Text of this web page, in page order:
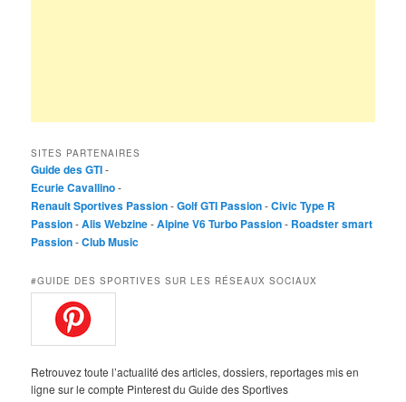
SITES PARTENAIRES
Guide des GTI-
Ecurie Cavallino-
Renault Sportives Passion-Golf GTI Passion-Civic Type R
Passion-Alis Webzine-Alpine V6 Turbo Passion- Roadster smart
Passion-Club Music
#GUIDE DES SPORTIVES SUR LES RÉSEAUX SOCIAUX
Retrouvez toute l’actualité des articles, dossiers, reportages mis en
ligne sur le compte Pinterest du Guide des Sportives